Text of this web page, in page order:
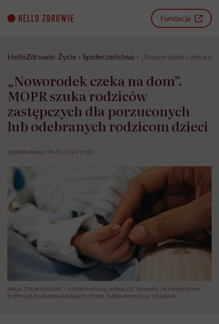
content
Fundacja
HelloZdrowie: Życie › Społeczeństwo › „Noworodek czeka
„Noworodek czeka na dom”.
MOPR szuka rodziców
zastępczych dla porzuconych
lub odebranych rodzicom dzieci
Opublikowano: 09.01.2024 15:01
Akcja „Daj przyszłość – zostań rodziną zastępczą” sprawiła, że dwoje dzieci
trafiło już do domów zastępczych/ fot. Aditya Romansa/ Unsplash